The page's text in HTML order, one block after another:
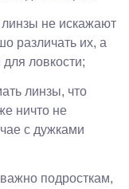
линзы не искажают
различать их, а
ловкости;
линзы, что
ничто не
с дужками
подросткам,